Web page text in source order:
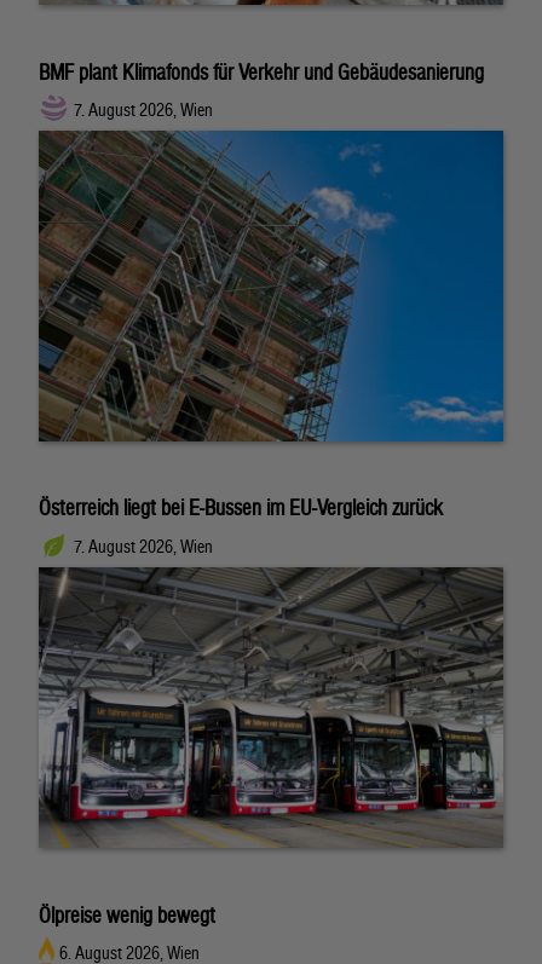
BMF plant Klimafonds für Verkehr und Gebäudesanierung
7. August 2026, Wien
Österreich liegt bei E-Bussen im EU-Vergleich zurück
7. August 2026, Wien
Ölpreise wenig bewegt
6. August 2026, Wien